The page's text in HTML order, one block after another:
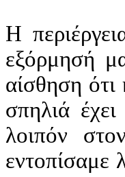
Η
εξόρμησή
αίσθηση
σπηλιά
λοιπόν
εντοπίσαμε